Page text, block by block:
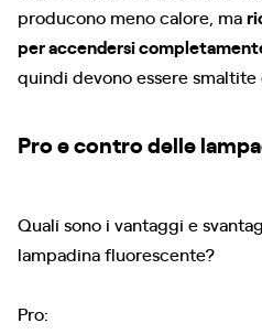
producono meno calore, ma
per accendersi
quindi devono essere
Pro e contro delle
Quali sono i vantaggi e
lampadina fluorescente?
Pro: